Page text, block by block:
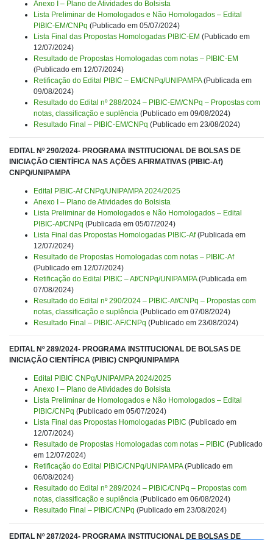
Anexo I – Plano de Atividades do Bolsista
Lista Preliminar de Homologados e Não Homologados – Edital
PIBIC-EM/CNPq (Publicado em 05/07/2024)
Lista Final das Propostas Homologadas PIBIC-EM (Publicado em
12/07/2024)
Resultado de Propostas Homologadas com notas – PIBIC-EM
(Publicado em 12/07/2024)
Retificação do Edital PIBIC – EM/CNPq/UNIPAMPA(Publicada em
09/08/2024)
Resultado do Edital nº 288/2024 – PIBIC-EM/CNPq – Propostas com
notas, classificação e suplência (Publicado em 09/08/2024)
Resultado Final – PIBIC-EM/CNPq (Publicado em 23/08/2024)
EDITAL Nº 290/2024- PROGRAMA INSTITUCIONAL DE BOLSAS DE
INICIAÇÃO CIENTÍFICA NAS AÇÕES AFIRMATIVAS (PIBIC-Af)
CNPQ/UNIPAMPA
Edital PIBIC-Af CNPq/UNIPAMPA 2024/2025
Anexo I – Plano de Atividades do Bolsista
Lista Preliminar de Homologados e Não Homologados – Edital
PIBIC-Af/CNPq (Publicada em 05/07/2024)
Lista Final das Propostas Homologadas PIBIC-Af(Publicada em
12/07/2024)
Resultado de Propostas Homologadas com notas – PIBIC-Af
(Publicado em 12/07/2024)
Retificação do Edital PIBIC – Af/CNPq/UNIPAMPA(Publicada em
07/08/2024)
Resultado do Edital nº 290/2024 – PIBIC-Af/CNPq – Propostas com
notas, classificação e suplência (Publicado em 07/08/2024)
Resultado Final – PIBIC-AF/CNPq (Publicado em 23/08/2024)
EDITAL Nº 289/2024- PROGRAMA INSTITUCIONAL DE BOLSAS DE
INICIAÇÃO CIENTÍFICA (PIBIC) CNPQ/UNIPAMPA
Edital PIBIC CNPq/UNIPAMPA 2024/2025
Anexo I – Plano de Atividades do Bolsista
Lista Preliminar de Homologados e Não Homologados – Edital
PIBIC/CNPq (Publicado em 05/07/2024)
Lista Final das Propostas Homologadas PIBIC (Publicado em
12/07/2024)
Resultado de Propostas Homologadas com notas – PIBIC (Publicado
em 12/07/2024)
Retificação do Edital PIBIC/CNPq/UNIPAMPA(Publicado em
06/08/2024)
Resultado do Edital nº 289/2024 – PIBIC/CNPq – Propostas com
notas, classificação e suplência (Publicado em 06/08/2024)
Resultado Final – PIBIC/CNPq (Publicado em 23/08/2024)
EDITAL Nº 287/2024- PROGRAMA INSTITUCIONAL DE BOLSAS DE